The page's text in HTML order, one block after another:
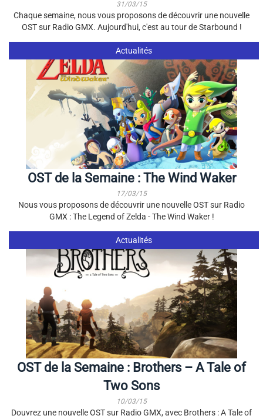
31/03/15
Chaque semaine, nous vous proposons de découvrir une nouvelle
OST sur Radio GMX. Aujourd'hui, c'est au tour de Starbound !
Actualités
OST de la Semaine : The Wind Waker
17/03/15
Nous vous proposons de découvrir une nouvelle OST sur Radio
GMX : The Legend of Zelda - The Wind Waker !
Actualités
OST de la Semaine : Brothers – A Tale of
Two Sons
10/03/15
Douvrez une nouvelle OST sur Radio GMX, avec Brothers : A Tale of